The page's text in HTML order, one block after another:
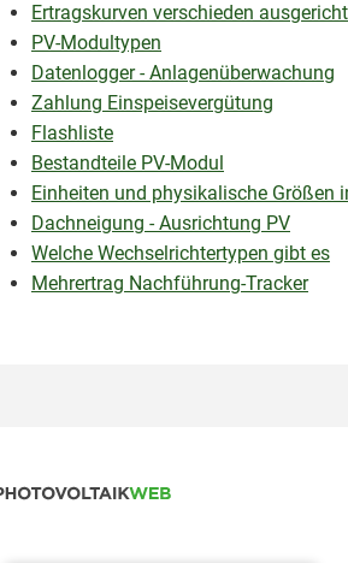
Ertragskurven verschieden
PV-Modultypen
Datenlogger - Anlagenüberwachung
Zahlung Einspeisevergütung
Flashliste
Bestandteile PV-Modul
Einheiten und physikalische Größen
Dachneigung - Ausrichtung PV
Welche Wechselrichtertypen gibt es
Mehrertrag Nachführung-Tracker